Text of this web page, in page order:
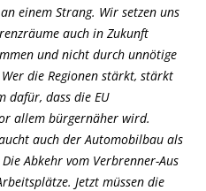
einem Strang. Wir setzen uns
auch in Zukunft
und nicht durch unnötige
die Regionen stärkt, stärkt
dafür, dass die EU
allem bürgernäher wird.
auch der Automobilbau als
Abkehr vom Verbrenner-Aus
Jetzt müssen die